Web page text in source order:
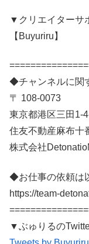
▼クリエイターサ
【Buyuriru】
◆チャンネルに関
〒 108-0073
東京都港区三田1-
住友不動産麻布十
株式会社
◆お仕事の依頼は
https://team-
▼ぶゅりるの